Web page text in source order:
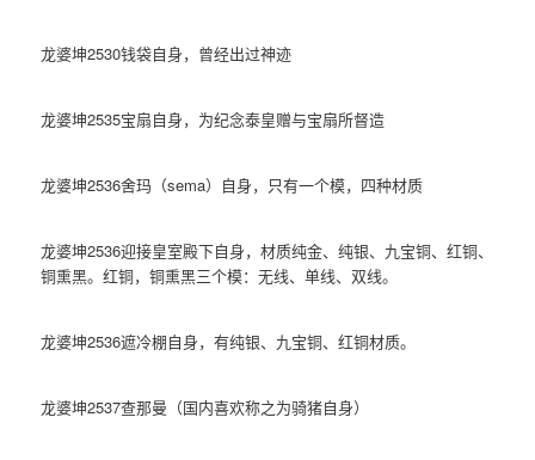
龙婆坤2530钱袋自身，曾经出过神迹
龙婆坤2535宝扇自身，为纪念泰皇赠与宝扇所督造
龙婆坤2536舍玛（sema）自身，只有一个模，四种材质
龙婆坤2536迎接皇室殿下自身，材质纯金、纯银、九宝铜、红铜、
铜熏黑。红铜，铜熏黑三个模：无线、单线、双线。
龙婆坤2536遮冷棚自身，有纯银、九宝铜、红铜材质。
龙婆坤2537查那曼（国内喜欢称之为骑猪自身）